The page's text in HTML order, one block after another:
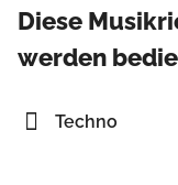
Diese
werden
Techno